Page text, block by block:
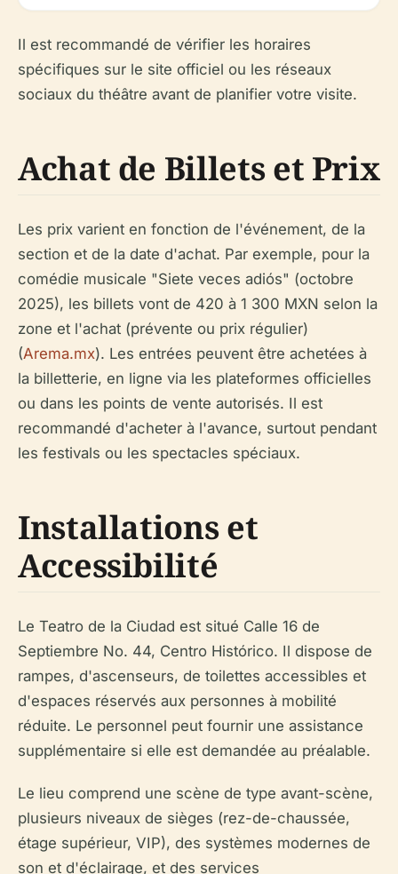
Il est recommandé de vérifier les horaires
spécifiques sur le site officiel ou les réseaux
sociaux du théâtre avant de planifier votre visite.
Achat de Billets et Prix
Les prix varient en fonction de l'événement, de la
section et de la date d'achat. Par exemple, pour la
comédie musicale "Siete veces adiós" (octobre
2025), les billets vont de 420 à 1 300 MXN selon la
zone et l'achat (prévente ou prix régulier)
(Arema.mx). Les entrées peuvent être achetées à
la billetterie, en ligne via les plateformes officielles
ou dans les points de vente autorisés. Il est
recommandé d'acheter à l'avance, surtout pendant
les festivals ou les spectacles spéciaux.
Installations et
Accessibilité
Le Teatro de la Ciudad est situé Calle 16 de
Septiembre No. 44, Centro Histórico. Il dispose de
rampes, d'ascenseurs, de toilettes accessibles et
d'espaces réservés aux personnes à mobilité
réduite. Le personnel peut fournir une assistance
supplémentaire si elle est demandée au préalable.
Le lieu comprend une scène de type avant-scène,
plusieurs niveaux de sièges (rez-de-chaussée,
étage supérieur, VIP), des systèmes modernes de
son et d'éclairage, et des services